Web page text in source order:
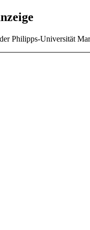
Philipps-Universität